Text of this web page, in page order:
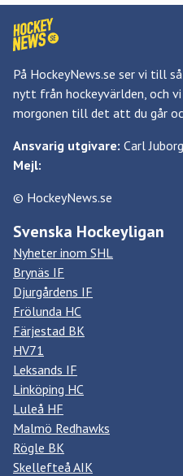
På HockeyNews.se ser vi till
nytt från hockeyvärlden, och
morgonen till det att du går
Ansvarig utgivare: Carl Juborg
Mejl:
© HockeyNews.se
Svenska Hockeyligan
Nyheter inom SHL
Brynäs IF
Djurgårdens IF
Frölunda HC
Färjestad BK
HV71
Leksands IF
Linköping HC
Luleå HF
Malmö Redhawks
Rögle BK
Skellefteå AIK